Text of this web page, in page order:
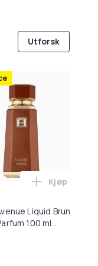
Utforsk
| Magsafe
- trådløs, kablet -
XCover7 -
Liquid Brun
100 ml
Legg
Kjøp